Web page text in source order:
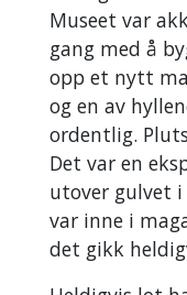
Museet var
gang med å
opp et nytt
og en av
ordentlig.
Det var en
utover gulvet i
var inne i
det gikk